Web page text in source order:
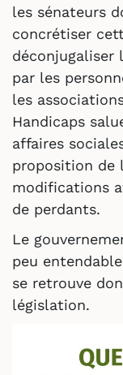
les sénateurs
concrétiser
déconjugaliser
par les
les
Handicaps
affaires
proposition de
modifications
de perdants.
Le
peu
se retrouve
législation.